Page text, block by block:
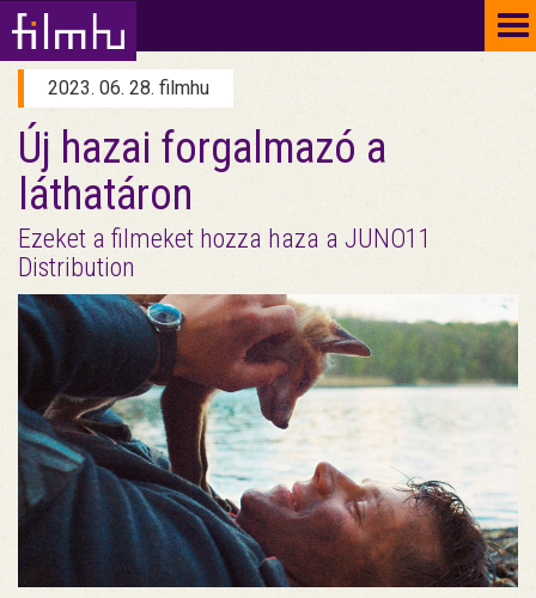
2023. 06. 28. filmhu
Új hazai forgalmazó a
láthatáron
Ezeket a filmeket hozza haza a JUNO11
Distribution